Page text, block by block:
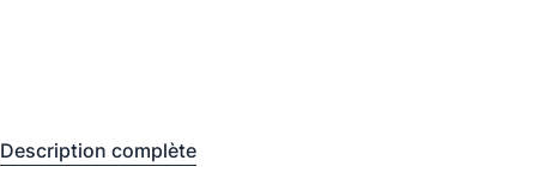
Description complète